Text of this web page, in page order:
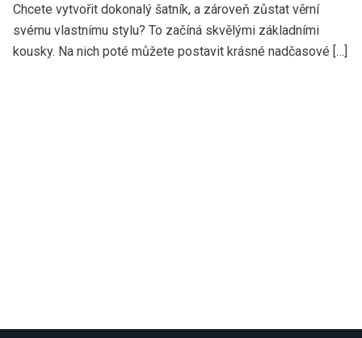
Chcete vytvořit dokonalý šatník, a zároveň zůstat věrní
svému vlastnímu stylu? To začíná skvělými základními
kousky. Na nich poté můžete postavit krásné nadčasové […]